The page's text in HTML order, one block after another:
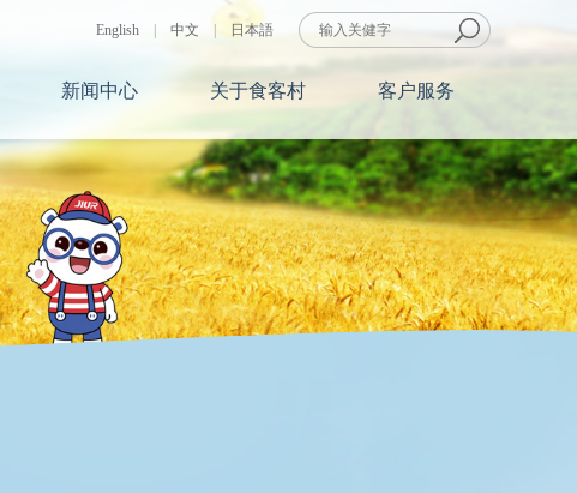
English 中文 日本語
新闻中心 关于食客村 客户服务